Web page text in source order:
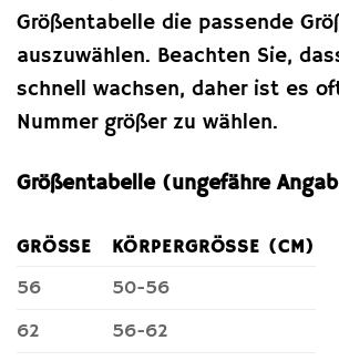
Größentabelle die passende
auszuwählen. Beachten Sie,
schnell wachsen, daher ist es
Nummer größer zu wählen.
Größentabelle (ungefähre
GRÖSSE
KÖRPERGRÖSSE (CM)
56
50-56
62
56-62